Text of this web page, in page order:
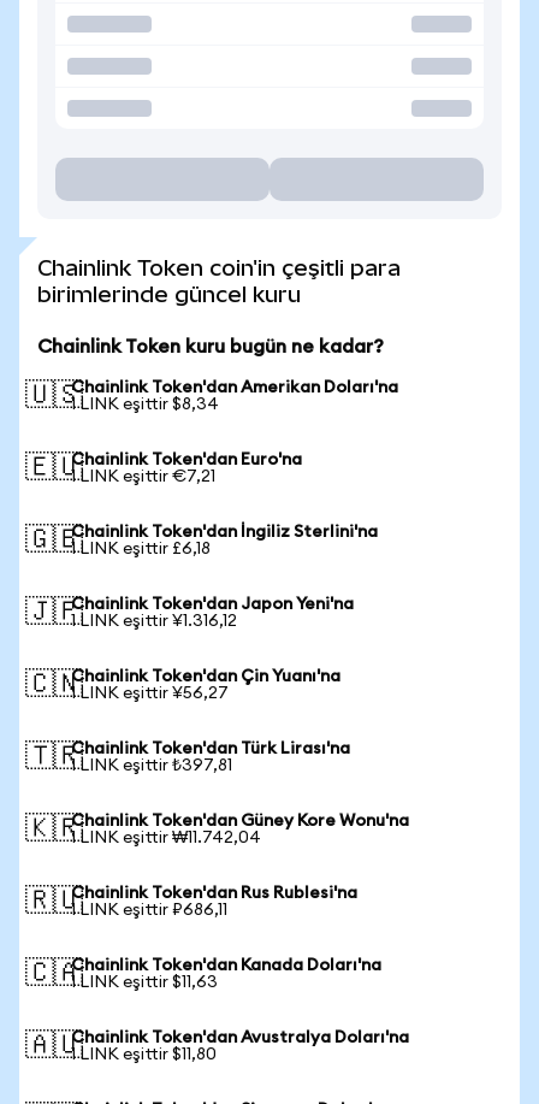
Chainlink Token coin'in çeşitli para
birimlerinde güncel kuru
Chainlink Token kuru bugün ne kadar?
🇺🇸Chainlink Token'dan Amerikan Doları'na
1 LINK eşittir $8,34
🇪🇺Chainlink Token'dan Euro'na
1 LINK eşittir €7,21
🇬🇧Chainlink Token'dan İngiliz Sterlini'na
1 LINK eşittir £6,18
🇯🇵Chainlink Token'dan Japon Yeni'na
1 LINK eşittir ¥1.316,12
🇨🇳Chainlink Token'dan Çin Yuanı'na
1 LINK eşittir ¥56,27
🇹🇷Chainlink Token'dan Türk Lirası'na
1 LINK eşittir ₺397,81
🇰🇷Chainlink Token'dan Güney Kore Wonu'na
1 LINK eşittir ₩11.742,04
🇷🇺Chainlink Token'dan Rus Rublesi'na
1 LINK eşittir ₽686,11
🇨🇦Chainlink Token'dan Kanada Doları'na
1 LINK eşittir $11,63
🇦🇺Chainlink Token'dan Avustralya Doları'na
1 LINK eşittir $11,80